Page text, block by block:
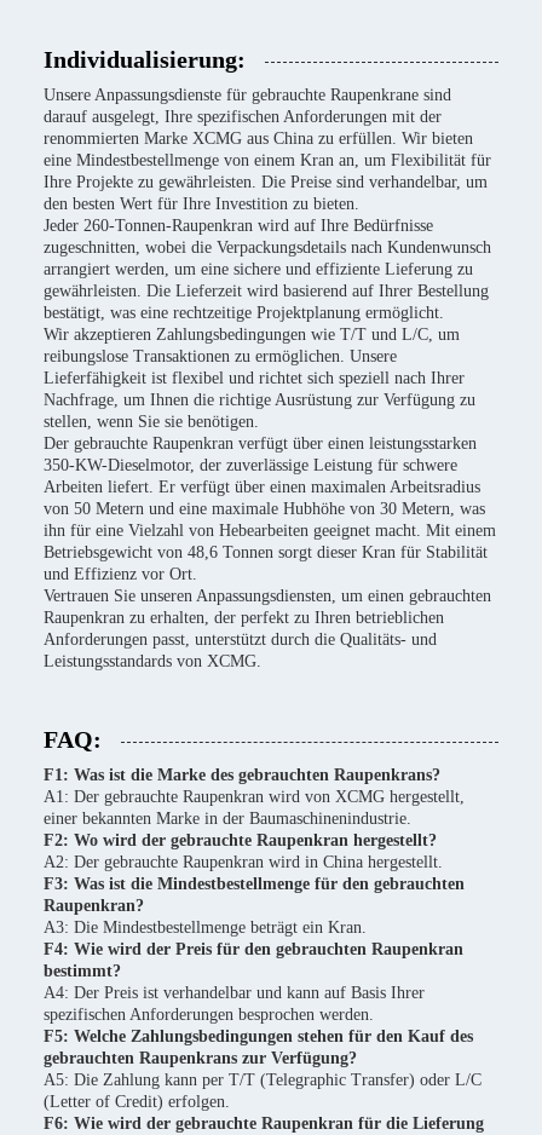
Individualisierung:
Unsere Anpassungsdienste für gebrauchte Raupenkrane sind
darauf ausgelegt, Ihre spezifischen Anforderungen mit der
renommierten Marke XCMG aus China zu erfüllen. Wir bieten
eine Mindestbestellmenge von einem Kran an, um Flexibilität für
Ihre Projekte zu gewährleisten. Die Preise sind verhandelbar, um
den besten Wert für Ihre Investition zu bieten.
Jeder 260-Tonnen-Raupenkran wird auf Ihre Bedürfnisse
zugeschnitten, wobei die Verpackungsdetails nach Kundenwunsch
arrangiert werden, um eine sichere und effiziente Lieferung zu
gewährleisten. Die Lieferzeit wird basierend auf Ihrer Bestellung
bestätigt, was eine rechtzeitige Projektplanung ermöglicht.
Wir akzeptieren Zahlungsbedingungen wie T/T und L/C, um
reibungslose Transaktionen zu ermöglichen. Unsere
Lieferfähigkeit ist flexibel und richtet sich speziell nach Ihrer
Nachfrage, um Ihnen die richtige Ausrüstung zur Verfügung zu
stellen, wenn Sie sie benötigen.
Der gebrauchte Raupenkran verfügt über einen leistungsstarken
350-KW-Dieselmotor, der zuverlässige Leistung für schwere
Arbeiten liefert. Er verfügt über einen maximalen Arbeitsradius
von 50 Metern und eine maximale Hubhöhe von 30 Metern, was
ihn für eine Vielzahl von Hebearbeiten geeignet macht. Mit einem
Betriebsgewicht von 48,6 Tonnen sorgt dieser Kran für Stabilität
und Effizienz vor Ort.
Vertrauen Sie unseren Anpassungsdiensten, um einen gebrauchten
Raupenkran zu erhalten, der perfekt zu Ihren betrieblichen
Anforderungen passt, unterstützt durch die Qualitäts- und
Leistungsstandards von XCMG.
FAQ:
F1: Was ist die Marke des gebrauchten Raupenkrans?
A1: Der gebrauchte Raupenkran wird von XCMG hergestellt,
einer bekannten Marke in der Baumaschinenindustrie.
F2: Wo wird der gebrauchte Raupenkran hergestellt?
A2: Der gebrauchte Raupenkran wird in China hergestellt.
F3: Was ist die Mindestbestellmenge für den gebrauchten
Raupenkran?
A3: Die Mindestbestellmenge beträgt ein Kran.
F4: Wie wird der Preis für den gebrauchten Raupenkran
bestimmt?
A4: Der Preis ist verhandelbar und kann auf Basis Ihrer
spezifischen Anforderungen besprochen werden.
F5: Welche Zahlungsbedingungen stehen für den Kauf des
gebrauchten Raupenkrans zur Verfügung?
A5: Die Zahlung kann per T/T (Telegraphic Transfer) oder L/C
(Letter of Credit) erfolgen.
F6: Wie wird der gebrauchte Raupenkran für die Lieferung